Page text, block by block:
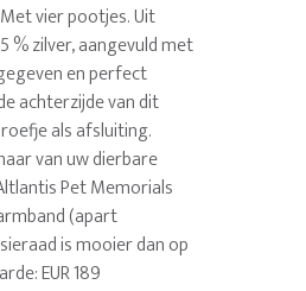
vier pootjes. Uit
% zilver, aangevuld met
en perfect
achterzijde van dit
als afsluiting.
van uw dierbare
Pet Memorials
(apart
is mooier dan op
EUR 189